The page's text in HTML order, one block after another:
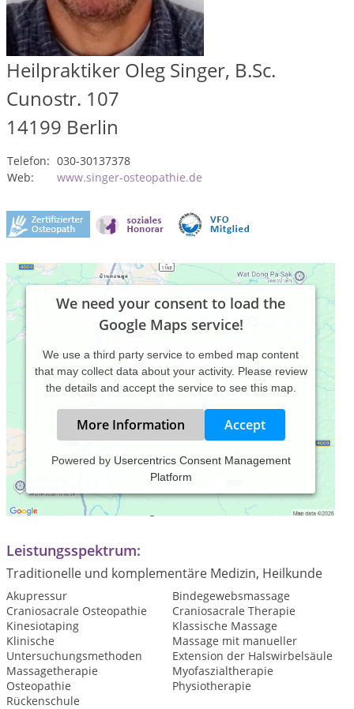
Heilpraktiker Oleg Singer, B.Sc.
Cunostr. 107
14199 Berlin
Telefon: 030-30137378
Web:
www.singer-osteopathie.de
We need your consent to load the
Google Maps service!
We use a third party service to embed map content
that may collect data about your activity. Please review
the details and accept the service to see this map.
More Information Accept
Powered by Usercentrics Consent Management
Platform
Praxiszeiten:
Termine nach Vereinbarung
Leistungsspektrum:
Traditionelle und komplementäre Medizin, Heilkunde
Akupressur
Bindegewebsmassage
Craniosacrale Osteopathie
Craniosacrale Therapie
Kinesiotaping
Klassische Massage
Klinische
Untersuchungsmethoden
Massage mit manueller
Extension der Halswirbelsäule
Massagetherapie
Myofaszialtherapie
Osteopathie
Physiotherapie
Rückenschule